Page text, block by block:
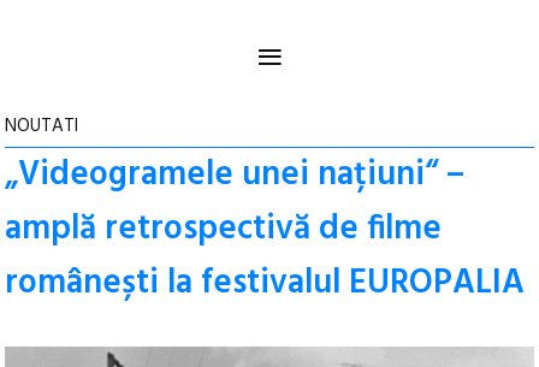
≡
NOUTATI
„Videogramele unei națiuni“ –
amplă retrospectivă de filme
românești la festivalul EUROPALIA